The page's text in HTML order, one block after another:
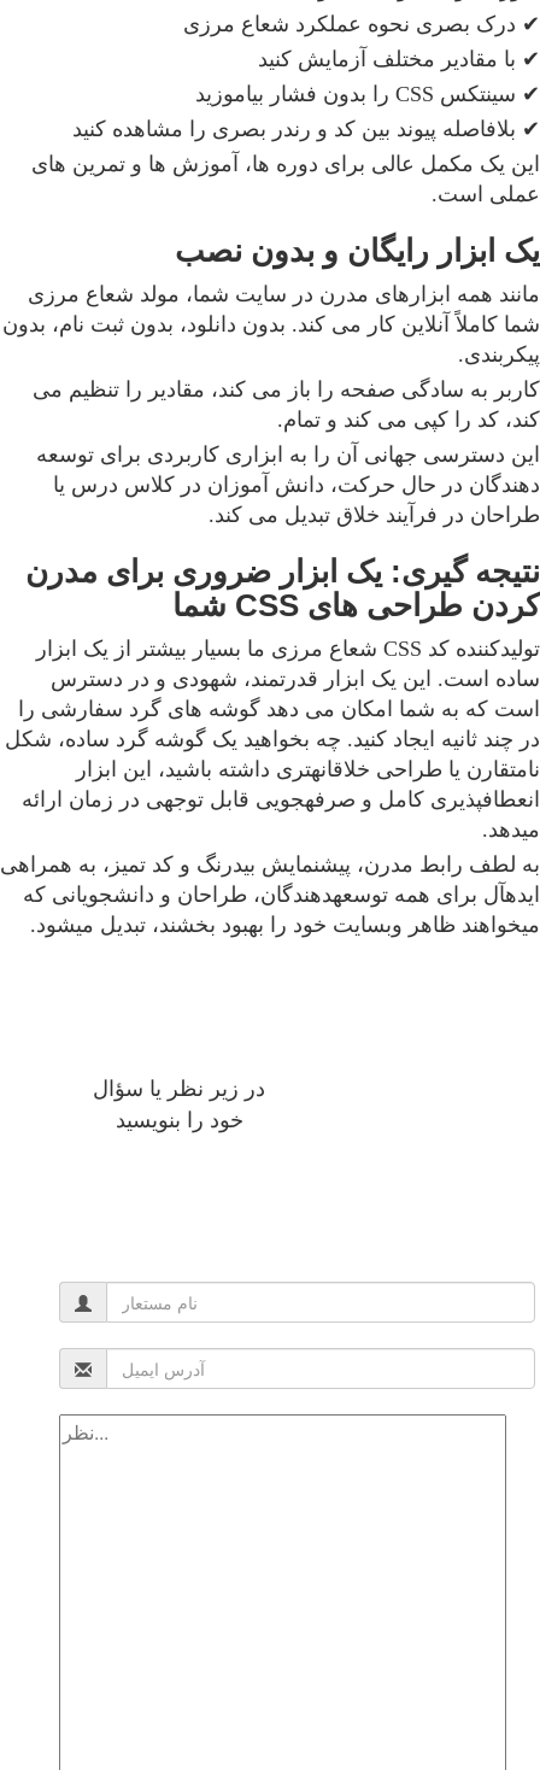
✔ درک بصری نحوه عملکرد شعاع مرزی
✔ با مقادیر مختلف آزمایش کنید
✔ سینتکس CSS را بدون فشار بیاموزید
✔ بلافاصله پیوند بین کد و رندر بصری را مشاهده کنید
این یک مکمل عالی برای دوره ها، آموزش ها و تمرین های
عملی است.
یک ابزار رایگان و بدون نصب
مانند همه ابزارهای مدرن در سایت شما، مولد شعاع مرزی
شما کاملاً آنلاین کار می کند. بدون دانلود، بدون ثبت نام، بدون
پیکربندی.
کاربر به سادگی صفحه را باز می کند، مقادیر را تنظیم می
کند، کد را کپی می کند و تمام.
این دسترسی جهانی آن را به ابزاری کاربردی برای توسعه
دهندگان در حال حرکت، دانش آموزان در کلاس درس یا
طراحان در فرآیند خلاق تبدیل می کند.
نتیجه گیری: یک ابزار ضروری برای مدرن
کردن طراحی های CSS شما
تولیدکننده کد CSS شعاع مرزی ما بسیار بیشتر از یک ابزار
ساده است. این یک ابزار قدرتمند، شهودی و در دسترس
است که به شما امکان می دهد گوشه های گرد سفارشی را
در چند ثانیه ایجاد کنید. چه بخواهید یک گوشه گرد ساده، شکل
نامتقارن یا طراحی خلاقانهتری داشته باشید، این ابزار
انعطافپذیری کامل و صرفهجویی قابل توجهی در زمان ارائه
میدهد.
به لطف رابط مدرن، پیشنمایش بیدرنگ و کد تمیز، به همراهی
ایدهآل برای همه توسعهدهندگان، طراحان و دانشجویانی که
میخواهند ظاهر وبسایت خود را بهبود بخشند، تبدیل میشود.
در زیر نظر یا سؤال
خود را بنویسید